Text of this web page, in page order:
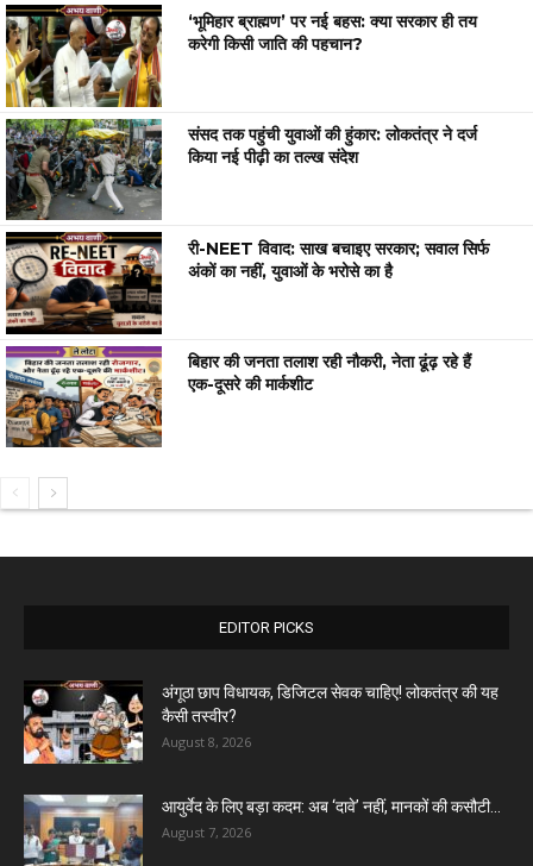
‘भूमिहार ब्राह्मण’ पर नई बहस: क्या सरकार ही तय
करेगी किसी जाति की पहचान?
संसद तक पहुंची युवाओं की हुंकार: लोकतंत्र ने दर्ज
किया नई पीढ़ी का तल्ख संदेश
री-NEET विवाद: साख बचाइए सरकार; सवाल सिर्फ
अंकों का नहीं, युवाओं के भरोसे का है
बिहार की जनता तलाश रही नौकरी, नेता ढूंढ़ रहे हैं
एक-दूसरे की मार्कशीट
EDITOR PICKS
अंगूठा छाप विधायक, डिजिटल सेवक चाहिए! लोकतंत्र की यह
कैसी तस्वीर?
August 8, 2026
आयुर्वेद के लिए बड़ा कदम: अब ‘दावे’ नहीं, मानकों की कसौटी...
August 7, 2026